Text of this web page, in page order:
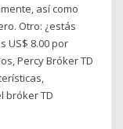
así como
Otro: ¿estás
US$ 8.00 por
Percy Bróker TD
bróker TD